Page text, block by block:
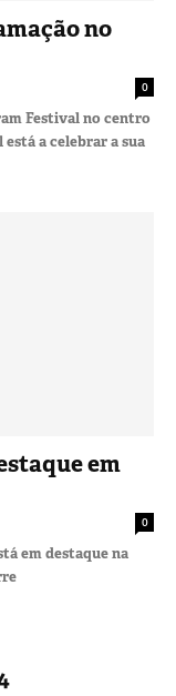
no
0
Festival no centro
a celebrar a sua
em
0
em destaque na